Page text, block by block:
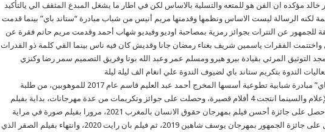
خالد مؤكده ان الفن هو للمتعه والتسلية بالاساس لكن في اطار ما يشغل المبدع المثقف الي يالتأكيد
لكنه الرسالة ليست الاساس ونظمها وقدمتها مريم أنيس من شباب مبادرة “ستاند باي” بينما قدمت
للجمهور عن التترات بجوائز رمزية بمصاحبة اوديو وفيديو شهاب أحمد وقدمت مريم حاتم فقرة عن
واختتمت الفقرات ياسمين شريف بغناء رمضان جانا وقديش كان فيه ناس بينما القي كلمة ذو القدرات
أمجد التوثيق المرئي بقيادة بيرو هيرو ومسلم عمر وعبد الله بوتا وفريق التصميم سمر رضا وكنزي
الندوة بتكريم ستاند باي لضيوف الندوة علي انغام الف ليلة ليلة
يذكر أن “ستاند باي” مبادرة شبابية تطوعية أسسها المخرج أحمد عبد العليم قاسم عام 2017 للموهوبين، من طلبة
وخريجي كليات الإعلام والسينما انتجت 4 أفلام قصيرة، وحصلت على جوائز وتكريمات من عدة مهرجانات، بداية بفيلم
إلهام 2017 الذي حصل على جائزة أحسن فيلم بمهرجان حقوق الانسان بالمغرب 2021، مرورا بفيلم صورة في مراية
2019، الذي حصل على جائزة الجمهور بمهرجان يوسف شاهين 2019، ثم فيلم بان رايت 2020، وانتهاء بفيلم الصقر الذي